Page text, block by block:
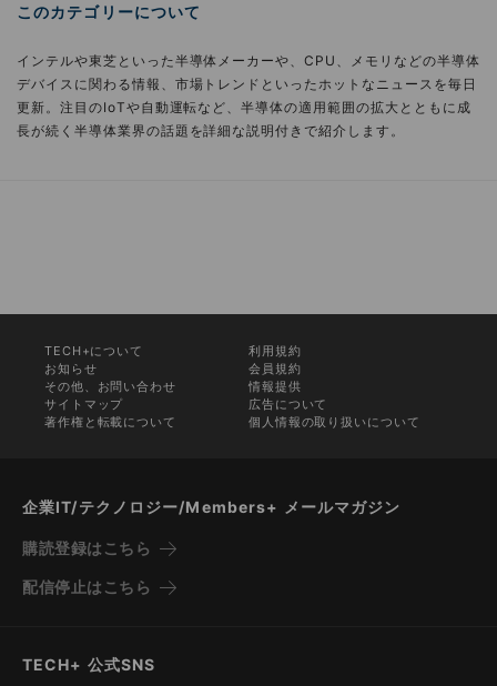
このカテゴリーについて
インテルや東芝といった半導体メーカーや、CPU、メモリなどの半導体
デバイスに関わる情報、市場トレンドといったホットなニュースを毎日
更新。注目のIoTや自動運転など、半導体の適用範囲の拡大とともに成
長が続く半導体業界の話題を詳細な説明付きで紹介します。
TECH+について
利用規約
お知らせ
会員規約
その他、お問い合わせ
情報提供
サイトマップ
広告について
著作権と転載について
個人情報の取り扱いについて
企業IT/テクノロジー/Members+ メールマガジン
購読登録はこちら
配信停止はこちら
TECH+ 公式SNS